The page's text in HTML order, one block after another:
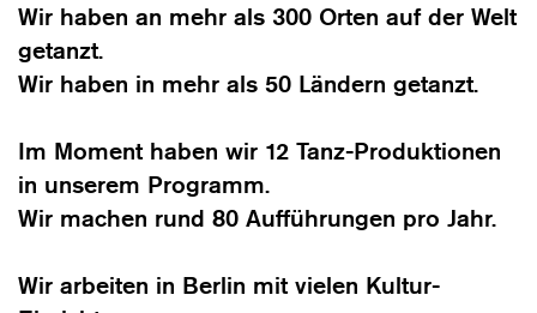
Wir haben an mehr als 300 Orten auf der Welt
getanzt.
Wir haben in mehr als 50 Ländern getanzt.
Im Moment haben wir 12 Tanz-Produktionen
in unserem Programm.
Wir machen rund 80 Aufführungen pro Jahr.
Wir arbeiten in Berlin mit vielen Kultur-